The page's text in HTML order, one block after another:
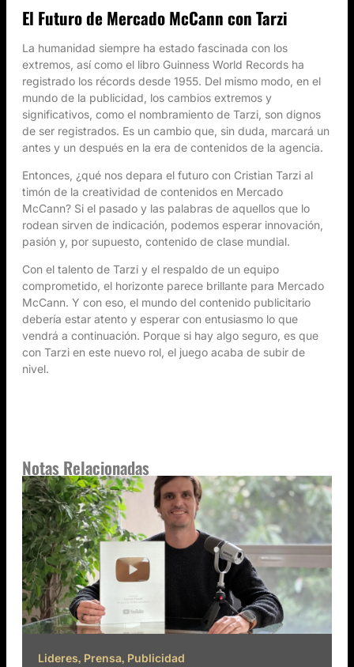
El Futuro de Mercado McCann con Tarzi
La humanidad siempre ha estado fascinada con los
extremos, así como el libro Guinness World Records ha
registrado los récords desde 1955. Del mismo modo, en el
mundo de la publicidad, los cambios extremos y
significativos, como el nombramiento de Tarzi, son dignos
de ser registrados. Es un cambio que, sin duda, marcará un
antes y un después en la era de contenidos de la agencia.
Entonces, ¿qué nos depara el futuro con Cristian Tarzi al
timón de la creatividad de contenidos en Mercado
McCann? Si el pasado y las palabras de aquellos que lo
rodean sirven de indicación, podemos esperar innovación,
pasión y, por supuesto, contenido de clase mundial.
Con el talento de Tarzi y el respaldo de un equipo
comprometido, el horizonte parece brillante para Mercado
McCann. Y con eso, el mundo del contenido publicitario
debería estar atento y esperar con entusiasmo lo que
vendrá a continuación. Porque si hay algo seguro, es que
con Tarzi en este nuevo rol, el juego acaba de subir de
nivel.
Notas Relacionadas
Lideres, Prensa, Publicidad